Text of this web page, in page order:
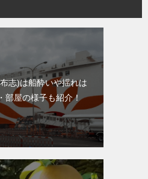
志)は船酔いや揺れは
部屋の様子も紹介！